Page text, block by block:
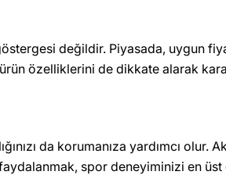
değildir. Piyasada, uygun
özelliklerini de dikkate alarak
da korumanıza yardımcı olur.
spor deneyiminizi en üst